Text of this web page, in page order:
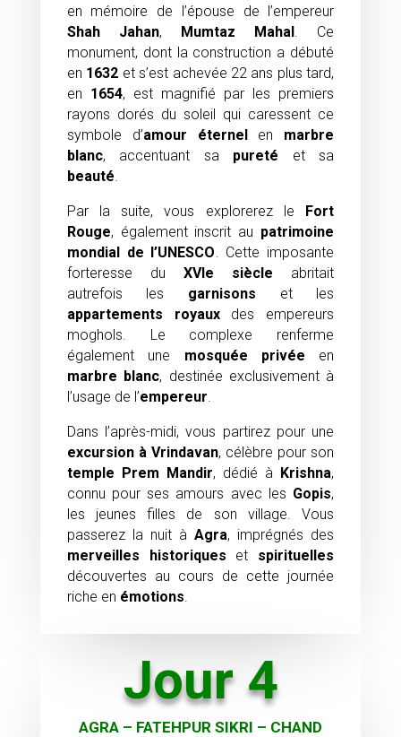
en mémoire de l’épouse de l’empereur
Shah Jahan, Mumtaz Mahal . Ce
monument, dont la construction a débuté
en 1632 et s’est achevée 22 ans plus tard,
en 1654, est magnifié par les premiers
rayons dorés du soleil qui caressent ce
symbole d’amour éternelen marbre
blanc, accentuant sa pureté et sa
beauté
Par la suite, vous explorerez le Fort
Rouge, également inscrit au patrimoine
mondial de l’UNESCO . Cette imposante
forteresse du XVIe siècle abritait
autrefois les garnisons et les
appartements royauxdes empereurs
moghols. Le complexe renferme
également une mosquée privée en
marbre blanc, destinée exclusivement à
l’usage de l’empereur
Dans l’après-midi, vous partirez pour une
excursion à Vrindavan, célèbre pour son
temple Prem Mandir, dédié à Krishna,
connu pour ses amours avec les Gopis,
les jeunes filles de son village. Vous
passerez la nuit àAgra, imprégnés des
merveilles historiques et spirituelles
découvertes au cours de cette journée
riche en émotions
Jour 4
AGRA – FATEHPUR SIKRI – CHAND